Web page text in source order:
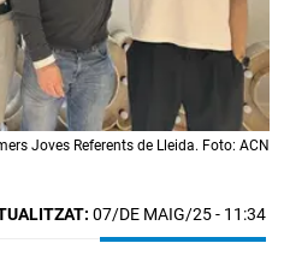
Joves Referents de Lleida. Foto: ACN
07/DE MAIG/25 - 11:34